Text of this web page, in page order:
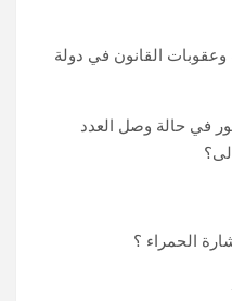
القانون في دولة
الرخصة لمدة ٣ شهور في حالة وصل العدد